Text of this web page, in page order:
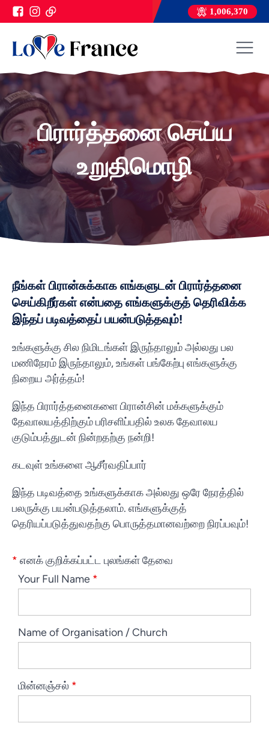
1,006,370
பிரார்த்தனை செய்ய
உறுதிமொழி
நீங்கள் பிரான்சுக்காக எங்களுடன் பிரார்த்தனை
செய்கிறீர்கள் என்பதை எங்களுக்குத் தெரிவிக்க
இந்தப் படிவத்தைப் பயன்படுத்தவும்!
உங்களுக்கு சில நிமிடங்கள் இருந்தாலும் அல்லது பல
மணிநேரம் இருந்தாலும், உங்கள் பங்கேற்பு எங்களுக்கு
நிறைய அர்த்தம்!
இந்த பிரார்த்தனைகளை பிரான்சின் மக்களுக்கும்
தேவாலயத்திற்கும் பரிசளிப்பதில் உலக தேவாலய
குடும்பத்துடன் நின்றதற்கு நன்றி!
கடவுள் உங்களை ஆசீர்வதிப்பார்
இந்த படிவத்தை உங்களுக்காக அல்லது ஒரே நேரத்தில்
பலருக்கு பயன்படுத்தலாம். எங்களுக்குத்
தெரியப்படுத்துவதற்கு பொருத்தமானவற்றை நிரப்பவும்!
* எனக் குறிக்கப்பட்ட புலங்கள் தேவை
Your Full Name *
Name of Organisation / Church
மின்னஞ்சல் *